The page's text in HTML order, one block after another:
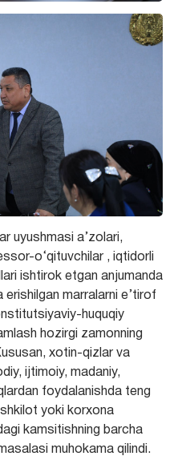
uyushmasi a’zolari,
o‘qituvchilar , iqtidorli
ishtirok etgan anjumanda
erishilgan marralarni e’tirof
huquqiy
hozirgi zamonning
xotin-qizlar va
ijtimoiy, madaniy,
foydalanishda teng
yoki korxona
kamsitishning barcha
muhokama qilindi.